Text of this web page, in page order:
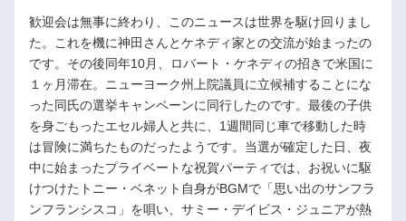
歓迎会は無事に終わり、このニュースは世界を駆け回りまし
た。これを機に神田さんとケネディ家との交流が始まったの
です。その後同年10月、ロバート・ケネディの招きで米国に
１ヶ月滞在。ニューヨーク州上院議員に立候補することにな
った同氏の選挙キャンペーンに同行したのです。最後の子供
を身ごもったエセル婦人と共に、1週間同じ車で移動した時
は冒険に満ちたものだったようです。当選が確定した日、夜
中に始まったプライベートな祝賀パーティでは、お祝いに駆
けつけたトニー・ベネット自身がBGMで「思い出のサンフラ
ンフランシスコ」を唄い、サミー・デイビス・ジュニアが熱